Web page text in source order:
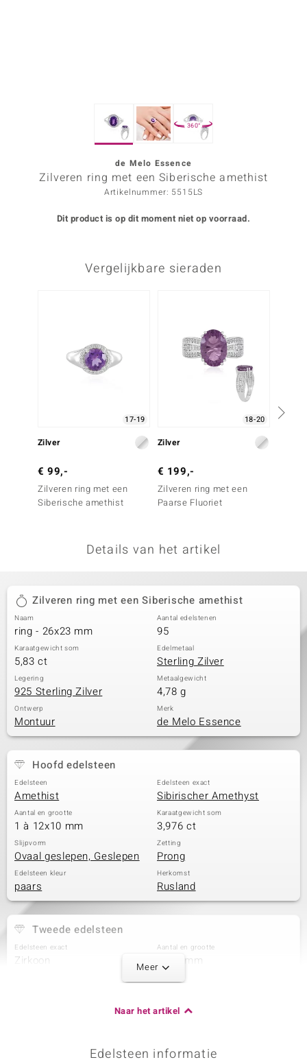
Collection
360°
de Melo Essence
Zilveren ring met een Siberische amethist
Artikelnummer: 5515LS
Dit product is op dit moment niet op voorraad.
Vergelijkbare sieraden
17-19
Zilver
€ 99,-
Zilveren ring met een
Siberische amethist
18-20
Zilver
€ 199,-
Zilveren ring met een
Paarse Fluoriet
Details van het artikel
Zilveren ring met een Siberische amethist
Naam
ring - 26x23 mm
Aantal edelstenen
95
Karaatgewicht som
5,83 ct
Edelmetaal
Sterling Zilver
Legering
925 Sterling Zilver
Metaalgewicht
4,78 g
Ontwerp
Montuur
Merk
de Melo Essence
Hoofd edelsteen
Edelsteen
Amethist
Edelsteen exact
Sibirischer Amethyst
Aantal en grootte
1 à 12x10 mm
Karaatgewicht som
3,976 ct
Slijpvorm
Ovaal geslepen, Geslepen
Zetting
Prong
Edelsteen kleur
paars
Herkomst
Rusland
Tweede edelsteen
Edelsteen exact
Zirkoon
Aantal en grootte
6 à 2 mm
Herkomst
Meer
Naar het artikel
Edelsteen informatie